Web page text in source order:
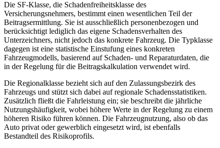
Die SF‑Klasse, die Schadenfreiheitsklasse des
Versicherungsnehmers, bestimmt einen wesentlichen Teil der
Beitragsermittlung. Sie ist ausschließlich personenbezogen und
berücksichtigt lediglich das eigene Schadensverhalten des
Unterzeichners, nicht jedoch das konkrete Fahrzeug. Die Typklasse
dagegen ist eine statistische Einstufung eines konkreten
Fahrzeugmodells, basierend auf Schaden- und Reparaturdaten, die
in der Regelung für die Beitragskalkulation verwendet wird.
Die Regionalklasse bezieht sich auf den Zulassungsbezirk des
Fahrzeugs und stützt sich dabei auf regionale Schadensstatistiken.
Zusätzlich fließt die Fahrleistung ein; sie beschreibt die jährliche
Nutzungshäufigkeit, wobei höhere Werte in der Regelung zu einem
höheren Risiko führen können. Die Fahrzeugnutzung, also ob das
Auto privat oder gewerblich eingesetzt wird, ist ebenfalls
Bestandteil des Risikoprofils.